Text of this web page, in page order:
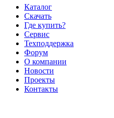
Каталог
Скачать
Где купить?
Сервис
Техподдержка
Форум
О компании
Новости
Проекты
Контакты